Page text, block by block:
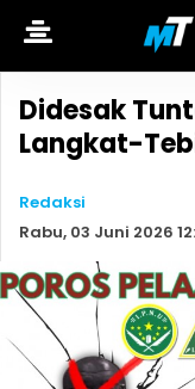
Didesak
Langkat-
Redaksi
Rabu, 03 Juni 2026